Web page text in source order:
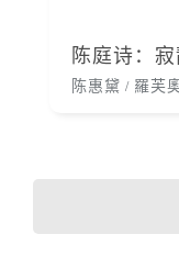
陈庭诗：
陈惠黛 / 羅芙